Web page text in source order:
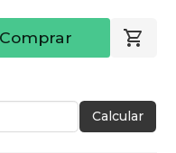
Comprar
Calcular